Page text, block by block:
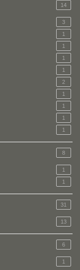
14
3
1
1
1
1
2
1
1
1
1
8
1
1
31
13
6
1